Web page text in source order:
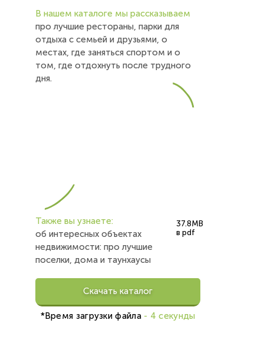
В нашем каталоге мы рассказываем
про лучшие рестораны, парки для
отдыха с семьей и друзьями, о
местах, где заняться спортом и о
том, где отдохнуть после трудного
дня.
37.8MB
в pdf
Также вы узнаете:
об интересных объектах
недвижимости: про лучшие
поселки, дома и таунхаусы
Скачать каталог
*Время загрузки файла- 4 секунды